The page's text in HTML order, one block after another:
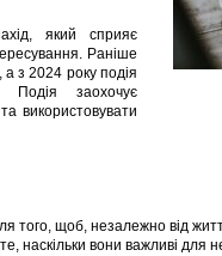
який сприяє
Раніше
а з 2024 року подія
Подія заохочує
використовувати
того, щоб, незалежно від
наскільки вони важливі для